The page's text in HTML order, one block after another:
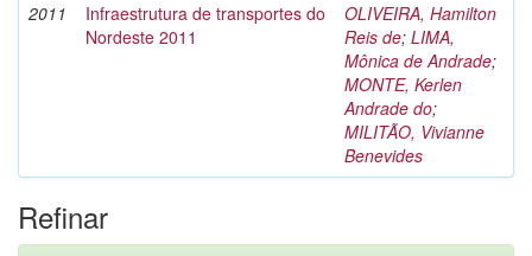
2011
Infraestrutura de transportes do
Nordeste 2011
OLIVEIRA, Hamilton
Reis de; LIMA,
Mônica de Andrade;
MONTE, Kerlen
Andrade do;
MILITÃO, Vivianne
Benevides
Refinar